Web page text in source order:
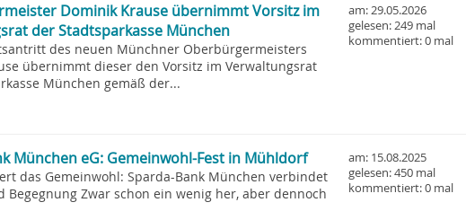
am: 29.05.2026
gelesen: 249 mal
kommentiert: 0 mal
Dominik Krause übernimmt Vorsitz im
der Stadtsparkasse München
des neuen Münchner Oberbürgermeisters
übernimmt dieser den Vorsitz im Verwaltungsrat
München gemäß der...
am: 15.08.2025
gelesen: 450 mal
kommentiert: 0 mal
München eG: Gemeinwohl-Fest in Mühldorf
das Gemeinwohl: Sparda-Bank München verbindet
Begegnung Zwar schon ein wenig her, aber dennoch